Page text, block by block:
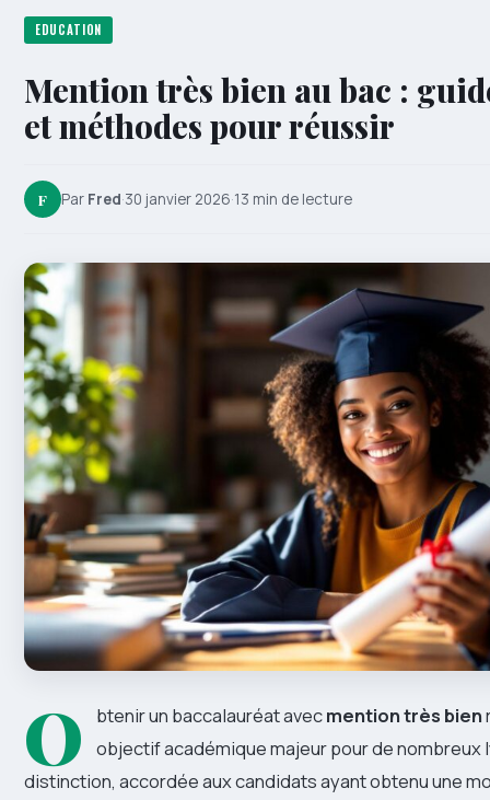
EDUCATION
Mention très bien au bac :
et méthodes pour réussir
F Par Fred·30 janvier 2026·13 min de lecture
O btenir un baccalauréat avecmention très bien
objectif académique majeur pour de nombreux
distinction, accordée aux candidats ayant obtenu une